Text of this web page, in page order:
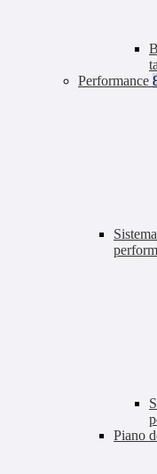
Performance
Piano